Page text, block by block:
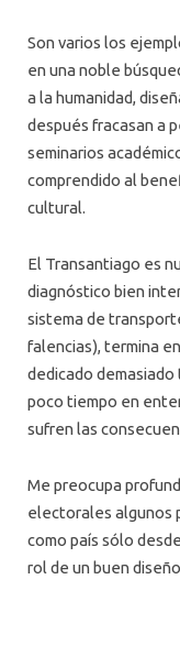
Son varios los
en una noble
a la humanidad,
después fracasan a
seminarios
comprendido al
cultural.
El Transantiago es
diagnóstico bien
sistema de
falencias), termina
dedicado
poco tiempo en
sufren las
Me preocupa
electorales algunos
como país sólo
rol de un buen